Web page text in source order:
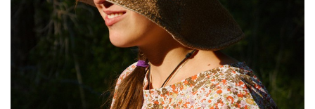
Archív
Vyhľadávanie